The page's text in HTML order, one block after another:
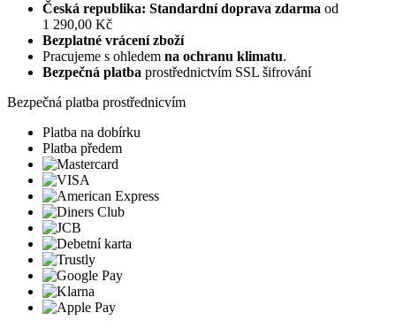
Česká republika: Standardní doprava zdarma od
1 290,00 Kč
Bezplatné vrácení zboží
Pracujeme s ohledem na ochranu klimatu.
Bezpečná platba prostřednictvím SSL šifrování
Bezpečná platba prostřednicvím
Platba na dobírku
Platba předem